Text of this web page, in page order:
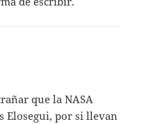
que la NASA
Elosegui, por si llevan